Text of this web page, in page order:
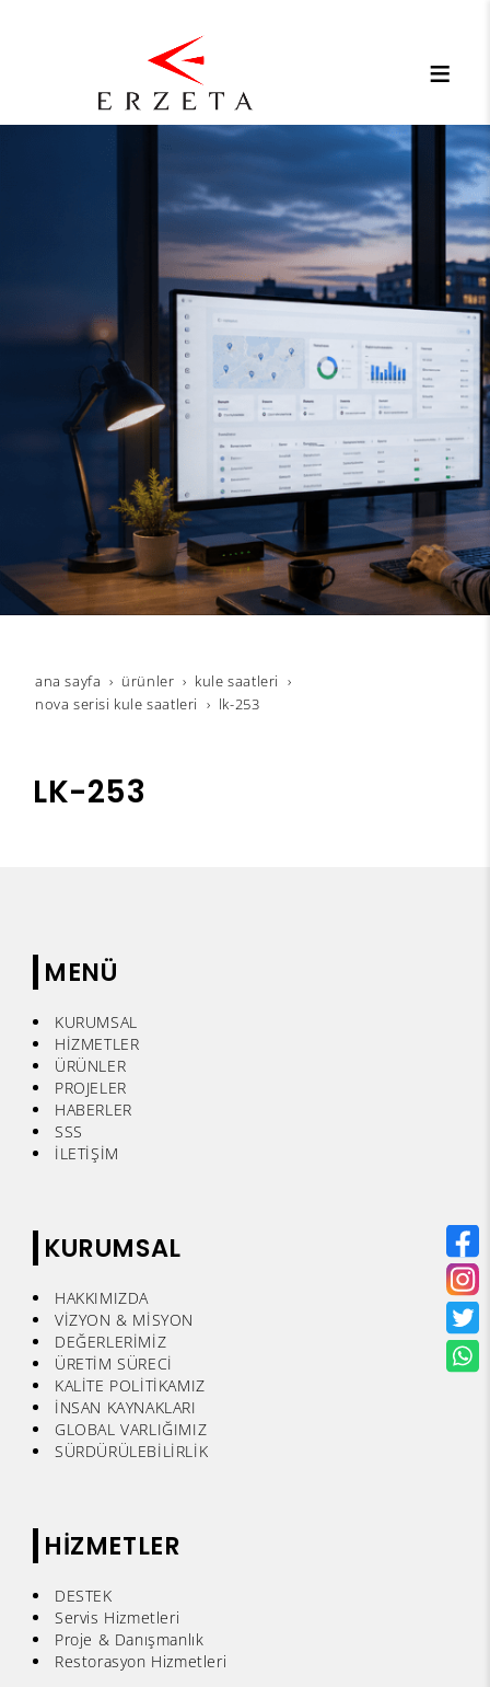
ana sayfa ürünler
kule saatleri
nova serisi kule saatleri
lk-253
LK-253
MENÜ
KURUMSAL
HİZMETLER
ÜRÜNLER
PROJELER
HABERLER
SSS
İLETİŞİM
KURUMSAL
HAKKIMIZDA
VİZYON & MİSYON
DEĞERLERİMİZ
ÜRETİM SÜRECİ
KALİTE POLİTİKAMIZ
İNSAN KAYNAKLARI
GLOBAL VARLIĞIMIZ
SÜRDÜRÜLEBİLİRLİK
HİZMETLER
DESTEK
Servis Hizmetleri
Proje & Danışmanlık
Restorasyon Hizmetleri